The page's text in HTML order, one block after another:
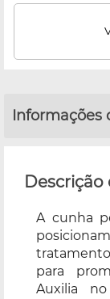
Informações
A cunha
para
Auxilia